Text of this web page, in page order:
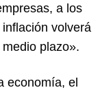
a los
volverá
plazo».
economía, el